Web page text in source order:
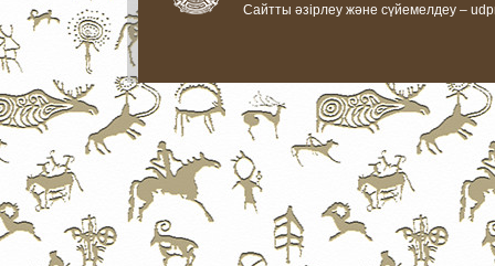
Сайтты әзірлеу және сүйемелдеу –